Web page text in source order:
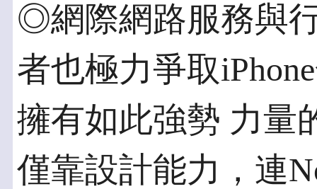
◎網際網路服務與
者也極力爭取
擁有如此強勢 力量
僅靠設計能力，連